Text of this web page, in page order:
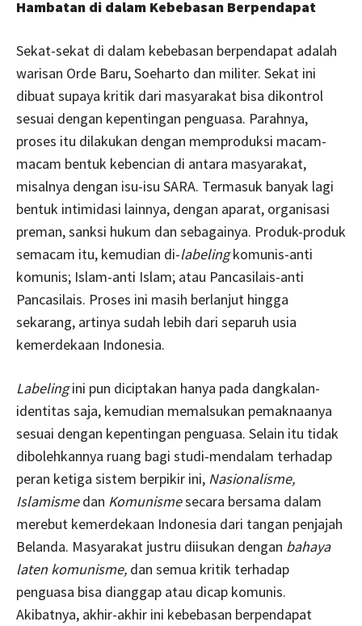
Hambatan di dalam Kebebasan Berpendapat
Sekat-sekat di dalam kebebasan berpendapat adalah
warisan Orde Baru, Soeharto dan militer. Sekat ini
dibuat supaya kritik dari masyarakat bisa dikontrol
sesuai dengan kepentingan penguasa. Parahnya,
proses itu dilakukan dengan memproduksi macam-
macam bentuk kebencian di antara masyarakat,
misalnya dengan isu-isu SARA. Termasuk banyak lagi
bentuk intimidasi lainnya, dengan aparat, organisasi
preman, sanksi hukum dan sebagainya. Produk-produk
semacam itu, kemudian di-labelingkomunis-anti
komunis; Islam-anti Islam; atau Pancasilais-anti
Pancasilais. Proses ini masih berlanjut hingga
sekarang, artinya sudah lebih dari separuh usia
kemerdekaan Indonesia.
Labelingini pun diciptakan hanya pada dangkalan-
identitas saja, kemudian memalsukan pemaknaanya
sesuai dengan kepentingan penguasa. Selain itu tidak
dibolehkannya ruang bagi studi-mendalam terhadap
peran ketiga sistem berpikir ini, Nasionalisme,
Islamismedan Komunismesecara bersama dalam
merebut kemerdekaan Indonesia dari tangan penjajah
Belanda. Masyarakat justru diisukan dengan bahaya
laten komunisme, dan semua kritik terhadap
penguasa bisa dianggap atau dicap komunis.
Akibatnya, akhir-akhir ini kebebasan berpendapat